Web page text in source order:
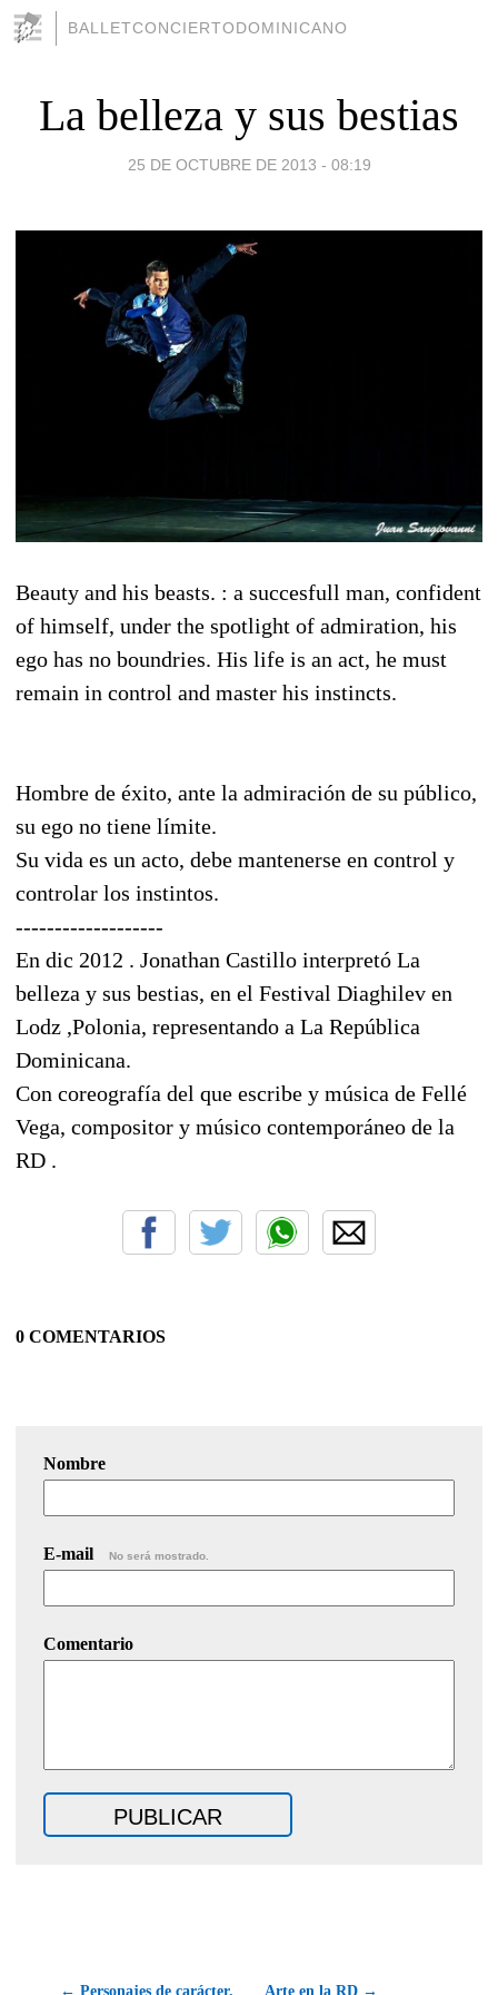
BALLETCONCIERTODOMINICANO
La belleza y sus bestias
25 DE OCTUBRE DE 2013 - 08:19
Beauty and his beasts. : a succesfull man, confident
of himself, under the spotlight of admiration, his
ego has no boundries. His life is an act, he must
remain in control and master his instincts.
Hombre de éxito, ante la admiración de su público,
su ego no tiene límite.
Su vida es un acto, debe mantenerse en control y
controlar los instintos.
-------------------
En dic 2012 . Jonathan Castillo interpretó La
belleza y sus bestias, en el Festival Diaghilev en
Lodz ,Polonia, representando a La República
Dominicana.
Con coreografía del que escribe y música de Fellé
Vega, compositor y músico contemporáneo de la
RD .
0 COMENTARIOS
Nombre
E-mail No será mostrado.
Comentario
← Personajes de carácter. Arte en la RD →